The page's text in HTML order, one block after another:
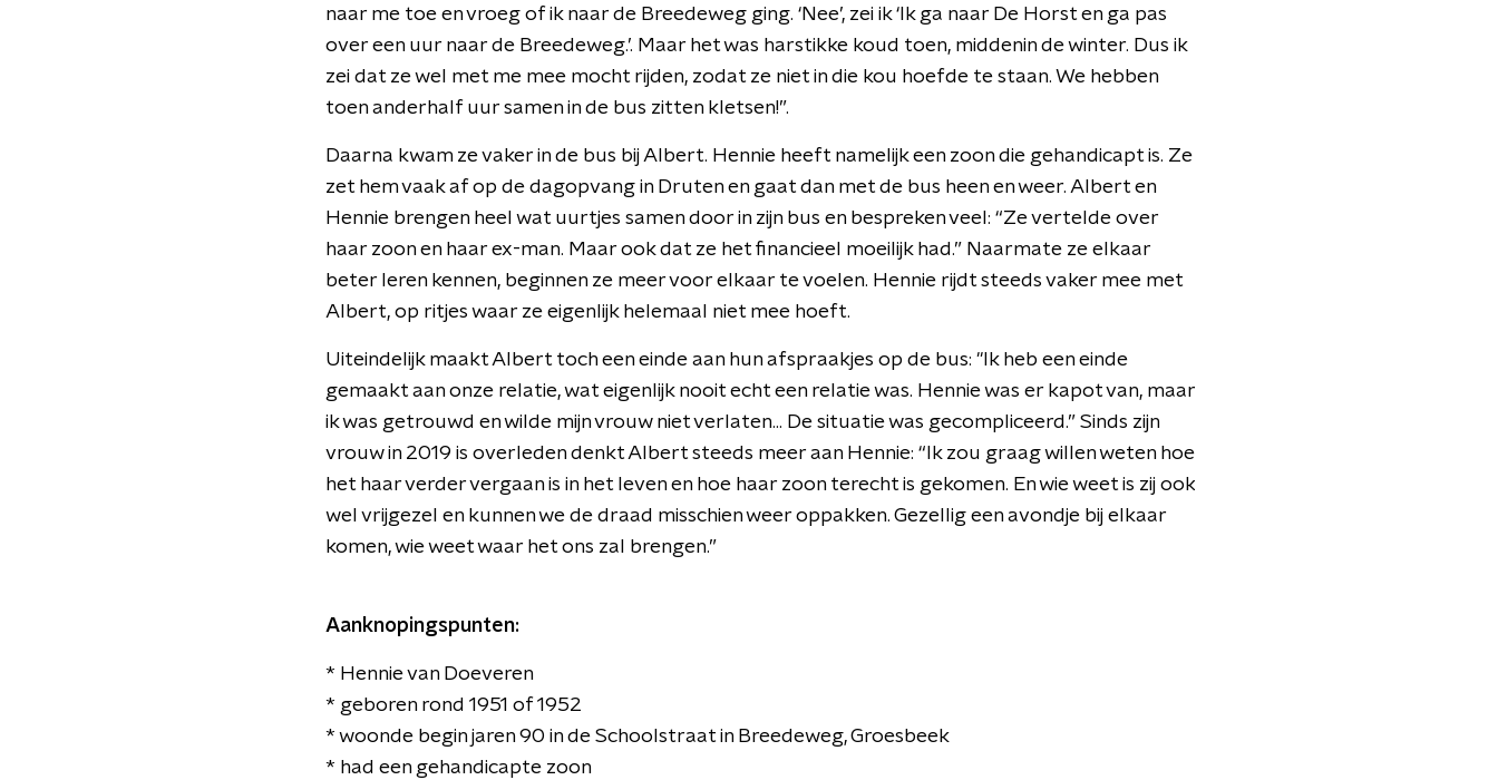
naar me toe en vroeg of ik naar de Breedeweg ging. ‘Nee’, zei ik ‘Ik ga naar De Horst en ga pas
over een uur naar de Breedeweg.’. Maar het was harstikke koud toen, middenin de winter. Dus ik
zei dat ze wel met me mee mocht rijden, zodat ze niet in die kou hoefde te staan. We hebben
toen anderhalf uur samen in de bus zitten kletsen!”.
Daarna kwam ze vaker in de bus bij Albert. Hennie heeft namelijk een zoon die gehandicapt is. Ze
zet hem vaak af op de dagopvang in Druten en gaat dan met de bus heen en weer. Albert en
Hennie brengen heel wat uurtjes samen door in zijn bus en bespreken veel: “Ze vertelde over
haar zoon en haar ex-man. Maar ook dat ze het financieel moeilijk had.” Naarmate ze elkaar
beter leren kennen, beginnen ze meer voor elkaar te voelen. Hennie rijdt steeds vaker mee met
Albert, op ritjes waar ze eigenlijk helemaal niet mee hoeft.
Uiteindelijk maakt Albert toch een einde aan hun afspraakjes op de bus: "Ik heb een einde
gemaakt aan onze relatie, wat eigenlijk nooit echt een relatie was. Hennie was er kapot van, maar
ik was getrouwd en wilde mijn vrouw niet verlaten... De situatie was gecompliceerd.” Sinds zijn
vrouw in 2019 is overleden denkt Albert steeds meer aan Hennie: “Ik zou graag willen weten hoe
het haar verder vergaan is in het leven en hoe haar zoon terecht is gekomen. En wie weet is zij ook
wel vrijgezel en kunnen we de draad misschien weer oppakken. Gezellig een avondje bij elkaar
komen, wie weet waar het ons zal brengen.”
Aanknopingspunten:
* Hennie van Doeveren
* geboren rond 1951 of 1952
* woonde begin jaren 90 in de Schoolstraat in Breedeweg, Groesbeek
* had een gehandicapte zoon